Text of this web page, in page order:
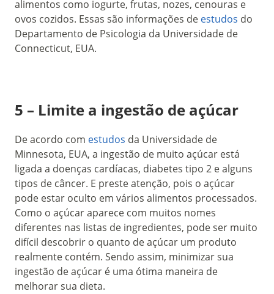
alimentos como iogurte, frutas, nozes, cenouras e
ovos cozidos. Essas são informações de estudos do
Departamento de Psicologia da Universidade de
Connecticut, EUA.
5 – Limite a ingestão de açúcar
De acordo com estudos da Universidade de
Minnesota, EUA, a ingestão de muito açúcar está
ligada a doenças cardíacas, diabetes tipo 2 e alguns
tipos de câncer. E preste atenção, pois o açúcar
pode estar oculto em vários alimentos processados.
Como o açúcar aparece com muitos nomes
diferentes nas listas de ingredientes, pode ser muito
difícil descobrir o quanto de açúcar um produto
realmente contém. Sendo assim, minimizar sua
ingestão de açúcar é uma ótima maneira de
melhorar sua dieta.